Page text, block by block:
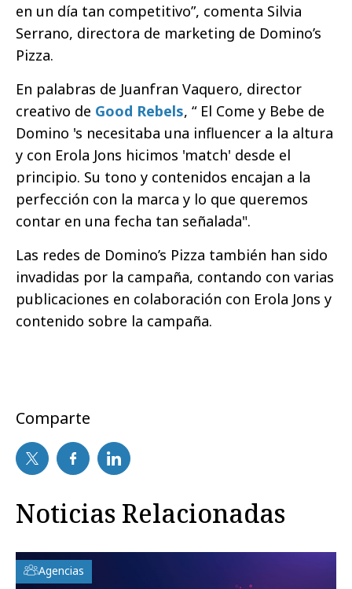
en un día tan competitivo”, comenta Silvia
Serrano, directora de marketing de Domino’s
Pizza.
En palabras de Juanfran Vaquero, director
creativo de Good Rebels, “ El Come y Bebe de
Domino 's necesitaba una influencer a la altura
y con Erola Jons hicimos 'match' desde el
principio. Su tono y contenidos encajan a la
perfección con la marca y lo que queremos
contar en una fecha tan señalada".
Las redes de Domino’s Pizza también han sido
invadidas por la campaña, contando con varias
publicaciones en colaboración con Erola Jons y
contenido sobre la campaña.
Comparte
Noticias Relacionadas
Agencias